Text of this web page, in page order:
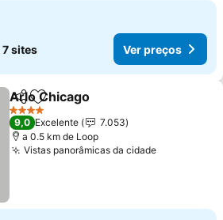
7 sites Ver preços
PartilharAdicionar aos favoritos
Arlo Chicago
4 Estrelas
9,0 Excelente
7.053
a 0.5 km de Loop
Vistas panorâmicas da cidadeVer preços